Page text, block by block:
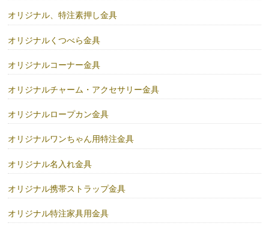
オリジナル、特注素押し金具
オリジナルくつべら金具
オリジナルコーナー金具
オリジナルチャーム・アクセサリー金具
オリジナルロープカン金具
オリジナルワンちゃん用特注金具
オリジナル名入れ金具
オリジナル携帯ストラップ金具
オリジナル特注家具用金具